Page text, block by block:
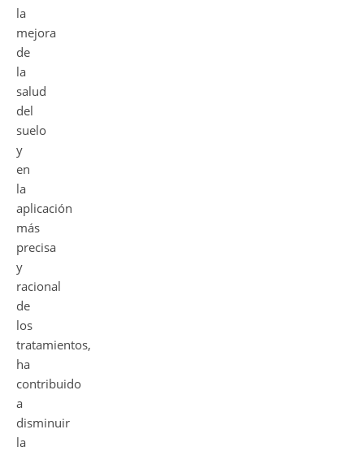
la
mejora
de
la
salud
del
suelo
y
en
la
aplicación
más
precisa
y
racional
de
los
tratamientos,
ha
contribuido
a
disminuir
la